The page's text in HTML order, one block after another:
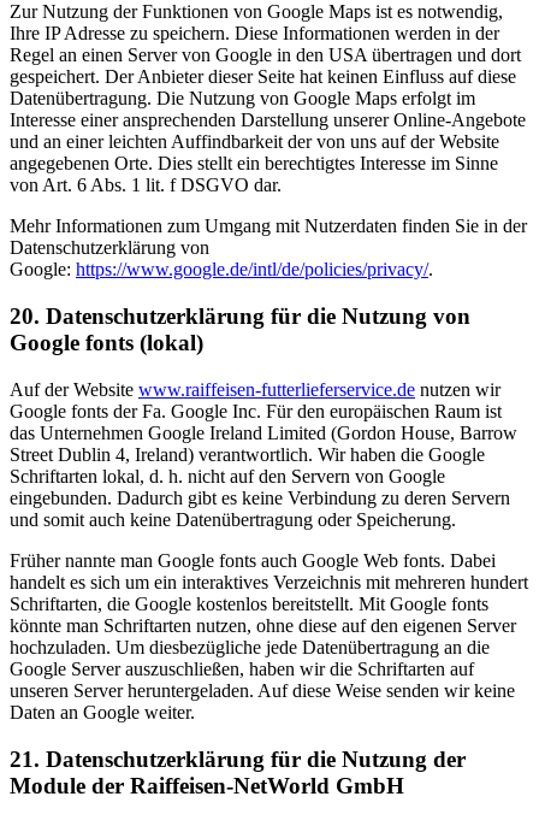
Zur Nutzung der Funktionen von Google Maps ist es notwendig,
Ihre IP Adresse zu speichern. Diese Informationen werden in der
Regel an einen Server von Google in den USA übertragen und dort
gespeichert. Der Anbieter dieser Seite hat keinen Einfluss auf diese
Datenübertragung. Die Nutzung von Google Maps erfolgt im
Interesse einer ansprechenden Darstellung unserer Online-Angebote
und an einer leichten Auffindbarkeit der von uns auf der Website
angegebenen Orte. Dies stellt ein berechtigtes Interesse im Sinne
von Art. 6 Abs. 1 lit. f DSGVO dar.
Mehr Informationen zum Umgang mit Nutzerdaten finden Sie in der
Datenschutzerklärung von
Google: https://www.google.de/intl/de/policies/privacy/.
20. Datenschutzerklärung für die Nutzung von
Google fonts (lokal)
Auf der Website www.raiffeisen-futterlieferservice.de nutzen wir
Google fonts der Fa. Google Inc. Für den europäischen Raum ist
das Unternehmen Google Ireland Limited (Gordon House, Barrow
Street Dublin 4, Ireland) verantwortlich. Wir haben die Google
Schriftarten lokal, d. h. nicht auf den Servern von Google
eingebunden. Dadurch gibt es keine Verbindung zu deren Servern
und somit auch keine Datenübertragung oder Speicherung.
Früher nannte man Google fonts auch Google Web fonts. Dabei
handelt es sich um ein interaktives Verzeichnis mit mehreren hundert
Schriftarten, die Google kostenlos bereitstellt. Mit Google fonts
könnte man Schriftarten nutzen, ohne diese auf den eigenen Server
hochzuladen. Um diesbezügliche jede Datenübertragung an die
Google Server auszuschließen, haben wir die Schriftarten auf
unseren Server heruntergeladen. Auf diese Weise senden wir keine
Daten an Google weiter.
21. Datenschutzerklärung für die Nutzung der
Module der Raiffeisen-NetWorld GmbH